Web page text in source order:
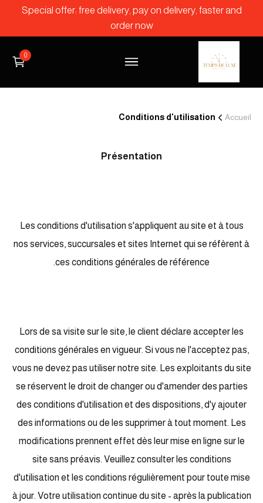
Special offer: free delivery, pay on delivery, faster and
order now
0
Accueil
Conditions d'utilisation
Présentation
Les conditions d'utilisation s'appliquent au site et à tous
nos services, succursales et sites Internet qui se réfèrent à
ces conditions générales de référence.
Lors de sa visite sur le site, le client déclare accepter les
conditions générales en vigueur. Si vous ne l'acceptez pas,
vous ne devez pas utiliser notre site. Les exploitants du site
se réservent le droit de changer ou d'amender des parties
des conditions d'utilisation et des dispositions, d'y ajouter
des informations ou de les supprimer à tout moment. Les
modifications prennent effet dès leur mise en ligne sur le
site sans préavis. Veuillez consulter les conditions
d'utilisation et les conditions régulièrement pour toute mise
à jour. Votre utilisation continue du site - après la publication